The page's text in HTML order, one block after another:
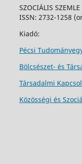
SZOCIÁLIS
ISSN: 2732-1258
Kiadó:
Pécsi
Bölcsészet- és
Társadalmi
Közösségi és